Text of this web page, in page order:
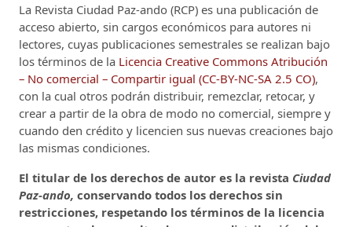
La Revista Ciudad Paz-ando (RCP) es una publicación de
acceso abierto, sin cargos económicos para autores ni
lectores, cuyas publicaciones semestrales se realizan bajo
los términos de la Licencia Creative Commons Atribución
– No comercial – Compartir igual (CC-BY-NC-SA 2.5 CO),
con la cual otros podrán distribuir, remezclar, retocar, y
crear a partir de la obra de modo no comercial, siempre y
cuando den crédito y licencien sus nuevas creaciones bajo
las mismas condiciones.
El titular de los derechos de autor es la revista Ciudad
Paz-ando, conservando todos los derechos sin
restricciones, respetando los términos de la licencia